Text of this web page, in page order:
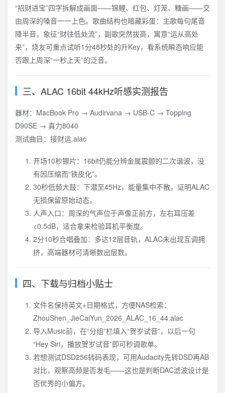
“招财进宝”四字拆解成画面——锦鲤、红包、灯笼、糖画——交
由周深的嗓音一一上色。歌曲结构也暗藏彩蛋：主歌每句尾音
降半音，象征“财往低处流”，副歌突然拔高，寓意“运从高处
来”，烧友可重点试听1分48秒处的升Key，看系统瞬态响应能
否跟上周深“一秒上天”的泛音。
三、ALAC 16bit 44kHz听感实测报告
器材：MacBook Pro → Audirvana → USB-C → Topping
D90SE → 真力8040
测试曲目：接财运.alac
开场10秒镲片：16bit仍能分辨金属震颤的二次谐波，没
有因压缩而“铁皮化”。
30秒低频大鼓：下潜至45Hz，能量集中不散，证明ALAC
无损保留原始动态。
人声入口：周深的气声位于声像正前方，左右耳压差
<0.5dB，适合拿来检验耳机平衡度。
2分10秒合唱叠加：多达12层音轨，ALAC未出现互调拥
挤，高端器材可清晰数出层数。
四、下载与归档小贴士
文件名保持英文+日期格式，方便NAS检索：
ZhouShen_JieCaiYun_2026_ALAC_16_44.alac
导入Music前，在“分组”栏填入“贺岁试音”，以后一句
“Hey Siri，播放贺岁试音”即可秒调歌单。
若想测试DSD256转码表现，可用Audacity先转DSD再AB
对比，观察高频是否发毛——这也是判断DAC滤波设计是
否优秀的小偏方。